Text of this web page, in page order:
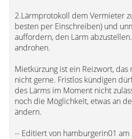
2.Lärmprotokoll dem Vermieter
besten per Einschreiben) und
auffordern, den Lärm
androhen.
Mietkürzung ist ein Reizwort,
nicht gerne. Fristlos kündigen
des Lärms im Moment nicht
noch die Möglichkeit, etwas an
ändern.
-- Editiert von hamburgerin01